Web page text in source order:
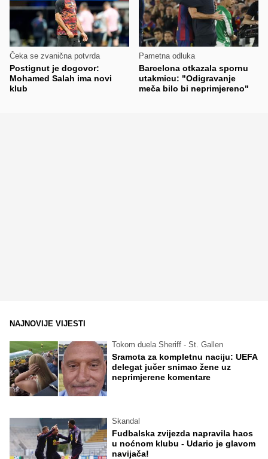
Čeka se zvanična potvrda
Postignut je dogovor:
Mohamed Salah ima novi
klub
Pametna odluka
Barcelona otkazala spornu
utakmicu: "Odigravanje
meča bilo bi neprimjereno"
NAJNOVIJE VIJESTI
Tokom duela Sheriff - St. Gallen
Sramota za kompletnu naciju: UEFA
delegat jučer snimao žene uz
neprimjerene komentare
Skandal
Fudbalska zvijezda napravila haos
u noćnom klubu - Udario je glavom
navijača!